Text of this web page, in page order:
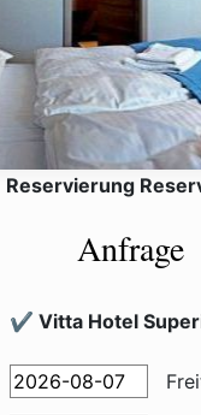
Reservierung
Anfrage
✔️ Vitta Hotel